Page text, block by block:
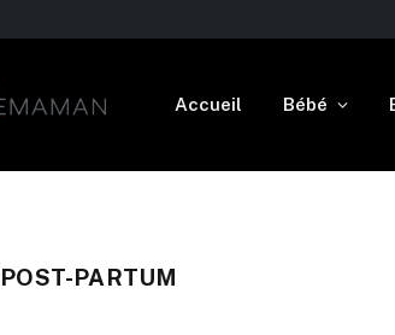
Accueil Bébé
POST-PARTUM